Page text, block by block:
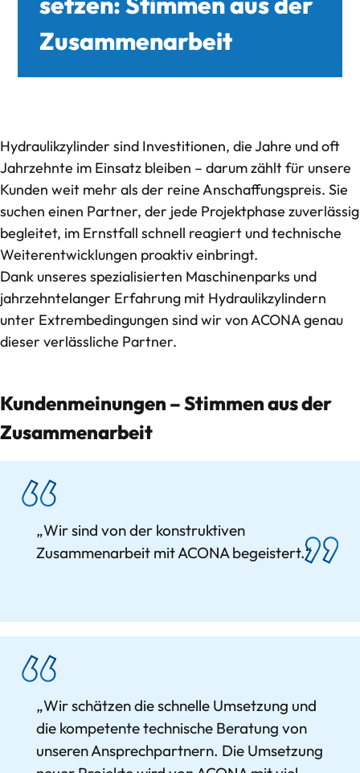
Rohrbearbeitung
deep-R
Qualitätsmanagement bei ACONA
CO₂-Bilanz im Blick
Stimmen aus der Zusammenarbeit
Referenzen
Jobs
Kontakt
Zusammenarbeit
Hydraulikzylinder sind Investitionen, die Jahre und oft
Jahrzehnte im Einsatz bleiben – darum zählt für unsere
Kunden weit mehr als der reine Anschaffungspreis. Sie
suchen einen Partner, der jede Projektphase zuverlässig
begleitet, im Ernstfall schnell reagiert und technische
Weiterentwicklungen proaktiv einbringt.
Dank unseres spezialisierten Maschinenparks und
jahrzehntelanger Erfahrung mit Hydraulikzylindern
unter Extrembedingungen sind wir von ACONA genau
dieser verlässliche Partner.
Kundenmeinungen – Stimmen aus der
Zusammenarbeit
„Wir sind von der konstruktiven
Zusammenarbeit mit ACONA begeistert.“
„Wir schätzen die schnelle Umsetzung und
die kompetente technische Beratung von
unseren Ansprechpartnern. Die Umsetzung